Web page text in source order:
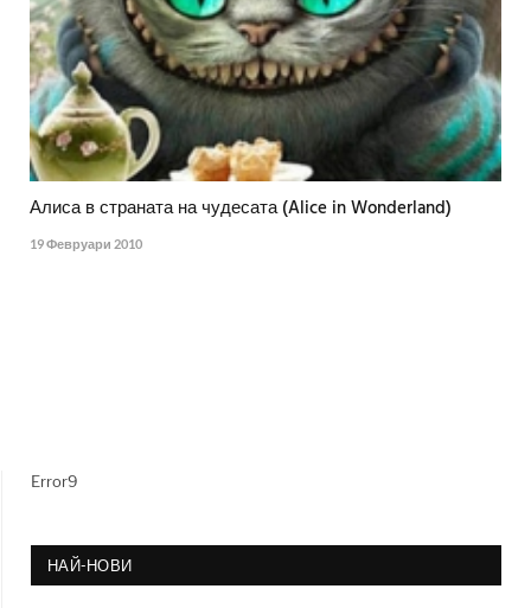
Алиса в страната на чудесата (Alice in Wonderland)
19 Февруари 2010
Error9
НАЙ-НОВИ